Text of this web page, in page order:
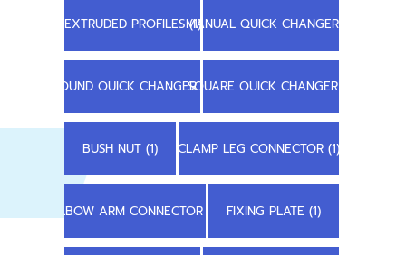
EXTRUDED PROFILES (1)MANUAL QUICK CHANGER (1)
ROUND QUICK CHANGER (1)SQUARE QUICK CHANGER (1)
BUSH NUT (1) CLAMP LEG CONNECTOR (1)
ELBOW ARM CONNECTOR (1) FIXING PLATE (1)